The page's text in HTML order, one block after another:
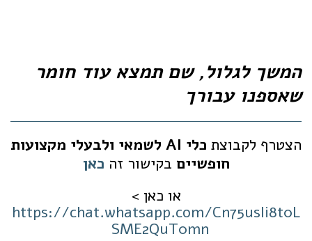
המשך לגלול, שם תמצא עוד חומר
שאספנו עבורך
הצטרף לקבוצת כלי AI לשמא י ולבעלי מקצועות
חופשיים בקישור זה כאן
או כאן >
https://chat.whatsapp.com/Cn75usIi8t0L
SME2QuT0mn